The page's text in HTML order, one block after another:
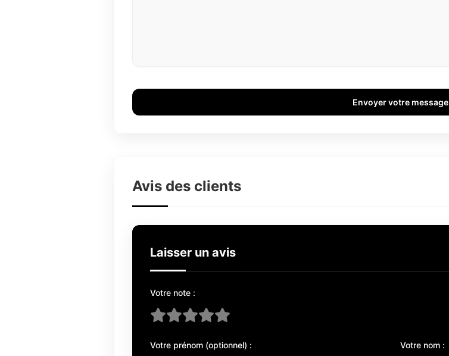
Envoyer votre message
Avis des clients
Laisser un avis
Votre note :
Votre prénom (optionnel) : Votre nom :